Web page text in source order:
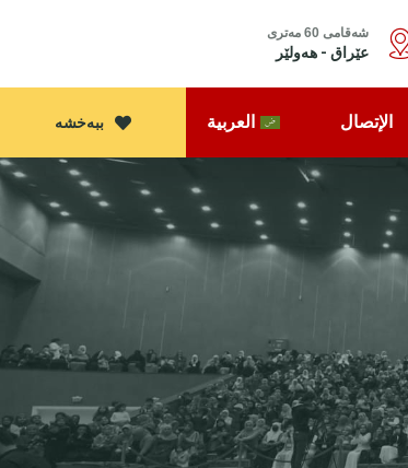
شەقامی 60 مەتری
عێراق - هەولێر
الإتصال العربية ببەخشە